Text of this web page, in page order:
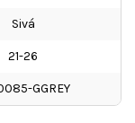
Sivá
21-26
GGREY